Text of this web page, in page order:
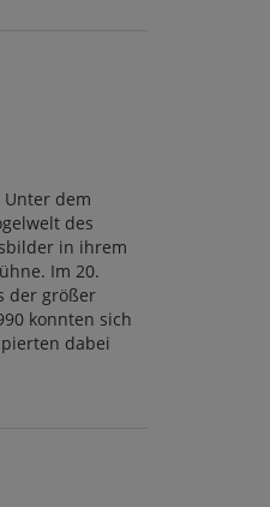
dem
des
in ihrem
Im 20.
der größer
konnten sich
dabei